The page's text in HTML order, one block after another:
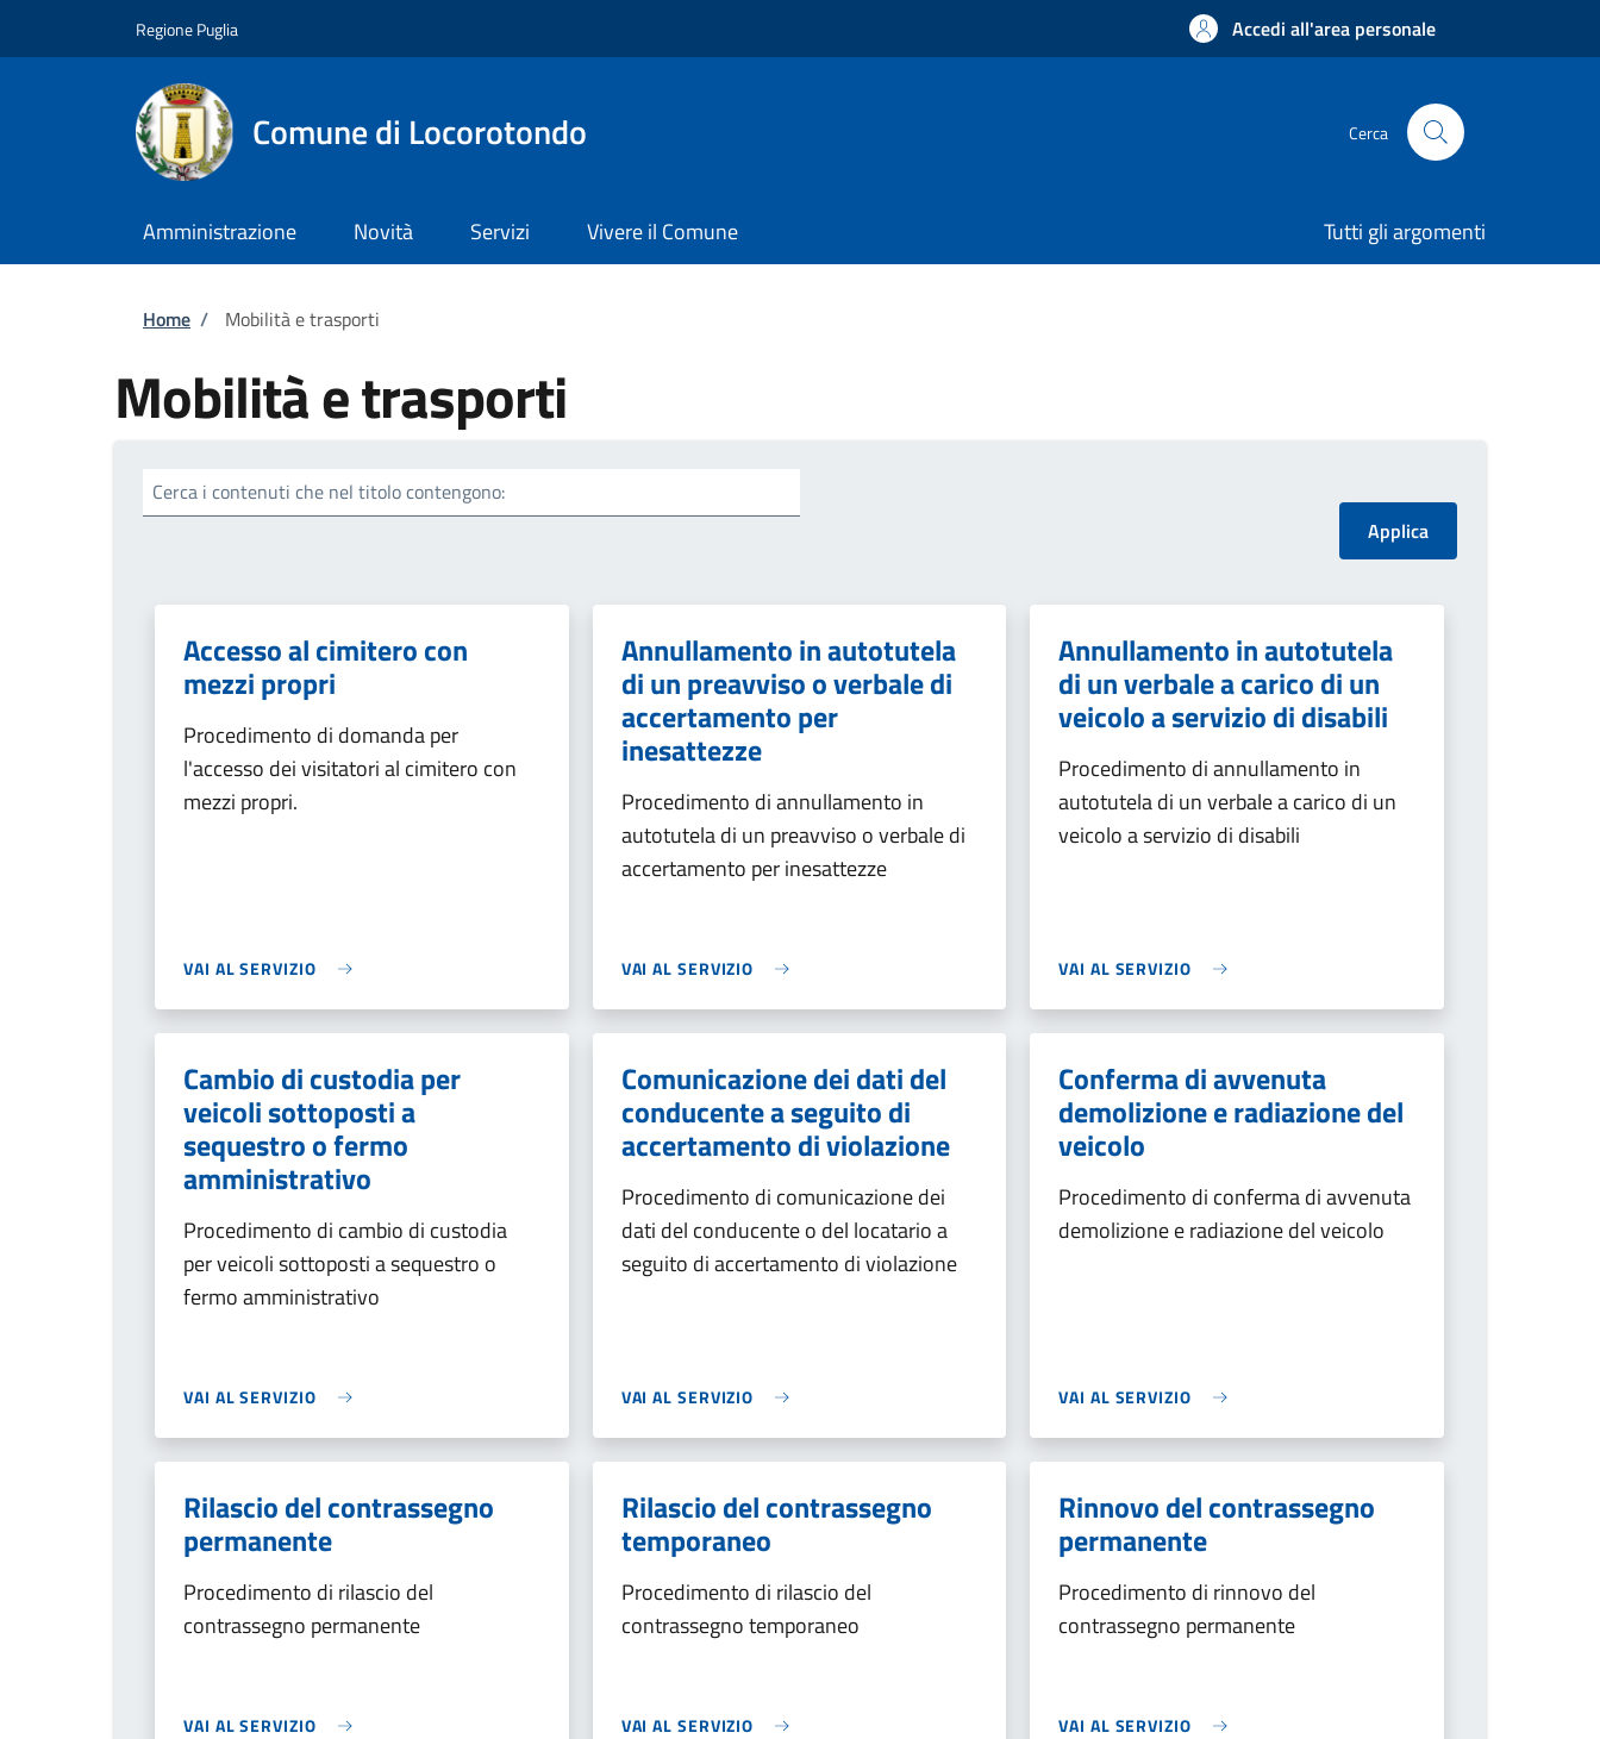
Regione Puglia Accedi all'area personale
Comune di Locorotondo Cerca
Amministrazione Novità Servizi Vivere il Comune Tutti gli argomenti
Briciole di pane
Home / Mobilità e trasporti
Mobilità e trasporti
Cerca i contenuti che nel titolo contengono:
Accesso al cimitero con
mezzi propri
Procedimento di domanda per
l'accesso dei visitatori al cimitero con
mezzi propri.
VAI AL SERVIZIO
Annullamento in autotutela
di un preavviso o verbale di
accertamento per
inesattezze
Procedimento di annullamento in
autotutela di un preavviso o verbale di
accertamento per inesattezze
VAI AL SERVIZIO
Annullamento in autotutela
di un verbale a carico di un
veicolo a servizio di disabili
Procedimento di annullamento in
autotutela di un verbale a carico di un
veicolo a servizio di disabili
VAI AL SERVIZIO
Cambio di custodia per
veicoli sottoposti a
sequestro o fermo
amministrativo
Procedimento di cambio di custodia
per veicoli sottoposti a sequestro o
fermo amministrativo
VAI AL SERVIZIO
Comunicazione dei dati del
conducente a seguito di
accertamento di violazione
Procedimento di comunicazione dei
dati del conducente o del locatario a
seguito di accertamento di violazione
VAI AL SERVIZIO
Conferma di avvenuta
demolizione e radiazione del
veicolo
Procedimento di conferma di avvenuta
demolizione e radiazione del veicolo
VAI AL SERVIZIO
Rilascio del contrassegno
permanente
Procedimento di rilascio del
contrassegno permanente
VAI AL SERVIZIO
Rilascio del contrassegno
temporaneo
Procedimento di rilascio del
contrassegno temporaneo
VAI AL SERVIZIO
Rinnovo del contrassegno
permanente
Procedimento di rinnovo del
contrassegno permanente
VAI AL SERVIZIO